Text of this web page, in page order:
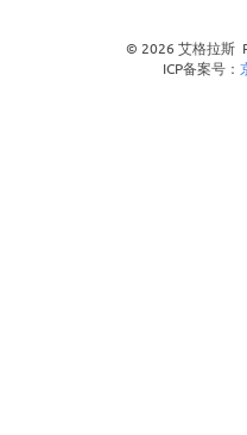
© 2026 艾格拉斯
ICP备案号：